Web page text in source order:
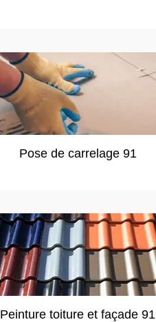
Pose de carrelage 91
Peinture toiture et façade 91